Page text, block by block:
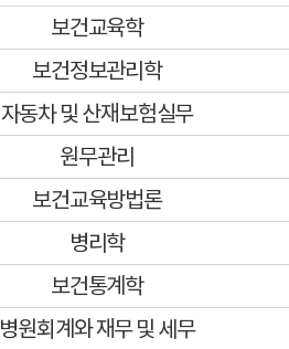
보건교육학
보건정보관리학
자동차 및 산재보험실무
원무관리
보건교육방법론
병리학
보건통계학
병원회계와 재무 및 세무